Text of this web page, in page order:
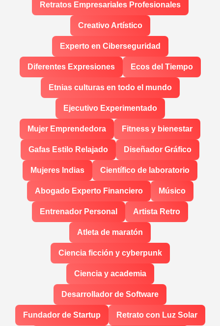
Retratos Empresariales Profesionales
Creativo Artístico
Experto en Ciberseguridad
Diferentes Expresiones Ecos del Tiempo
Etnias culturas en todo el mundo
Ejecutivo Experimentado
Mujer Emprendedora Fitness y bienestar
Gafas Estilo Relajado Diseñador Gráfico
Mujeres Indias Científico de laboratorio
Abogado Experto Financiero Músico
Entrenador Personal Artista Retro
Atleta de maratón
Ciencia ficción y cyberpunk
Ciencia y academia
Desarrollador de Software
Fundador de Startup Retrato con Luz Solar